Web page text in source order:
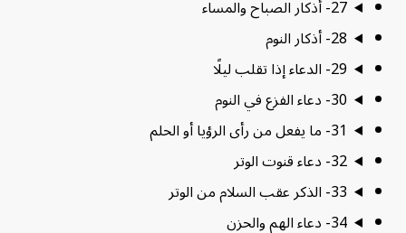
27- أذكار الصباح والمساء
28- أذكار النوم
29- الدعاء إذا تقلب ليلًا
30- دعاء الفزع في النوم
31- ما يفعل من رأى الرؤيا أو الحلم
32- دعاء قنوت الوتر
33- الذكر عقب السلام من الوتر
34- دعاء الهم والحزن